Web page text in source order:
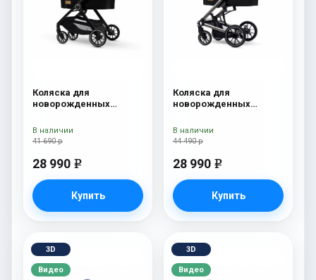
Коляска для
новорожденных
41 690 р
28 990 e
Купить
В наличии
Коляска для
новорожденных
44 490 р
28 990 e
Купить
В наличии
3D
Видео
3D
Видео